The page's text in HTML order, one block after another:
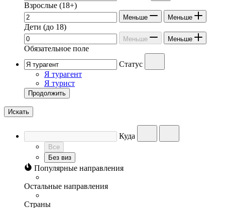
Взрослые (18+)
Меньше Меньше
Дети (до 18)
Меньше Меньше
Обязательное поле
Статус
Я турагент
Я турист
Продолжить
Искать
Куда
Все
Без виз
Популярные направления
Остальные направления
Страны